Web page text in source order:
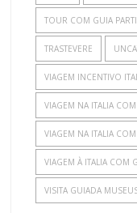
TOUR COM GUIA
TRASTEVERE
VIAGEM INCENTIVO
VIAGEM NA ITALIA
VIAGEM NA ITALIA
VIAGEM À ITALIA COM
VISITA GUIADA